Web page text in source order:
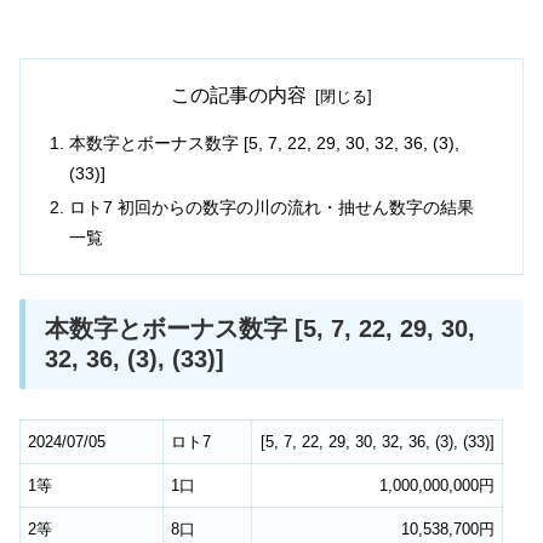
この記事の内容
本数字とボーナス数字 [5, 7, 22, 29, 30, 32, 36, (3),
(33)]
ロト7 初回からの数字の川の流れ・抽せん数字の結果
一覧
本数字とボーナス数字 [5, 7, 22, 29, 30,
32, 36, (3), (33)]
2024/07/05 ロト7 [5, 7, 22, 29, 30, 32, 36, (3), (33)]
1等 1口 1,000,000,000円
2等 8口 10,538,700円